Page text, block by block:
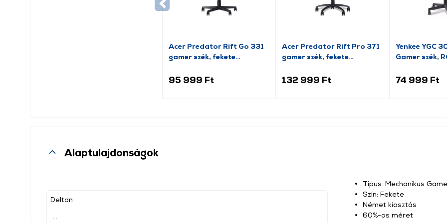
Acer Predator Rift Go 331
gamer szék, fekete
95 999 Ft
Acer Predator Rift Pro 371
gamer szék, fekete
132 999 Ft
Yenkee YGC
Gamer szék,
74 999 Ft
Alaptulajdonságok
Delton
Típus: Mechanikus
Szín: Fekete
Német kiosztás
60%-os méret